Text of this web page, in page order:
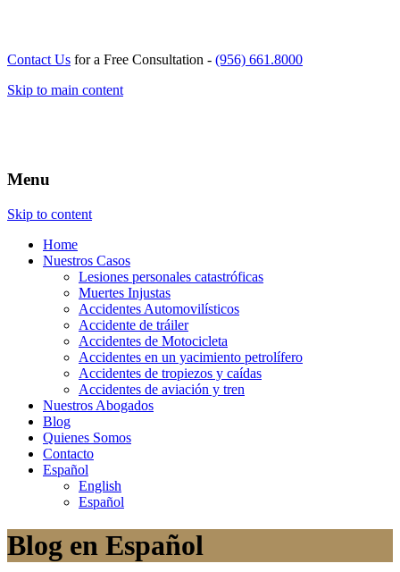
Contact Us for a Free Consultation - (956) 661.8000
Skip to main content
Menu
Skip to content
Home
Nuestros Casos
Lesiones personales catastróficas
Muertes Injustas
Accidentes Automovilísticos
Accidente de tráiler
Accidentes de Motocicleta
Accidentes en un yacimiento petrolífero
Accidentes de tropiezos y caídas
Accidentes de aviación y tren
Nuestros Abogados
Blog
Quienes Somos
Contacto
Español
English
Español
Blog en Español